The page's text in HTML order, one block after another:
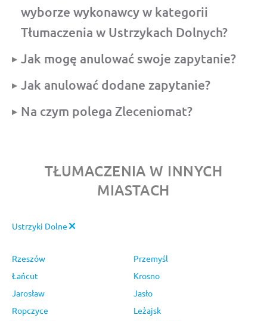
wyborze wykonawcy w kategorii
Tłumaczenia w Ustrzykach Dolnych?
Jak mogę anulować swoje zapytanie?
Jak anulować dodane zapytanie?
Na czym polega Zleceniomat?
TŁUMACZENIA W INNYCH
MIASTACH
Ustrzyki Dolne
Rzeszów
Przemyśl
Łańcut
Krosno
Jarosław
Jasło
Ropczyce
Leżajsk